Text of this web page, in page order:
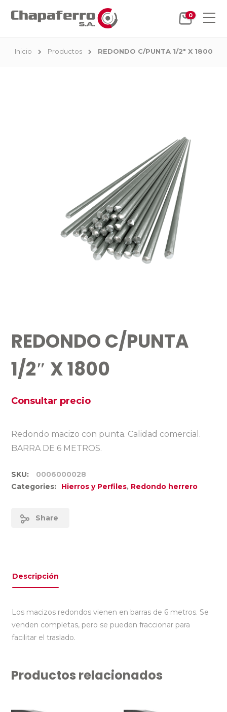
0
Inicio Productos REDONDO C/PUNTA 1/2" X 1800
REDONDO C/PUNTA
1/2″ X 1800
Consultar precio
Redondo macizo con punta. Calidad comercial.
BARRA DE 6 METROS.
SKU:
0006000028
Categories:
Hierros y Perfiles, Redondo herrero
Share
Descripción
Los macizos redondos vienen en barras de 6 metros. Se
venden completas, pero se pueden fraccionar para
facilitar el traslado.
Productos relacionados